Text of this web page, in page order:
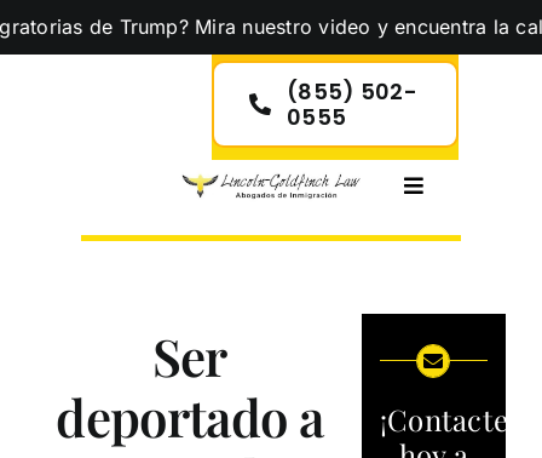
to
Trump? Mira nuestro video y encuentra la calma que
(855) 502-
0555
Toggle
Ser
deportado a
¡Contacte